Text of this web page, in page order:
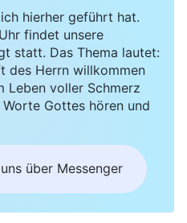
hierher geführt hat.
findet unsere
statt. Das Thema lautet:
des Herrn willkommen
Leben voller Schmerz
Gottes hören und
über Messenger